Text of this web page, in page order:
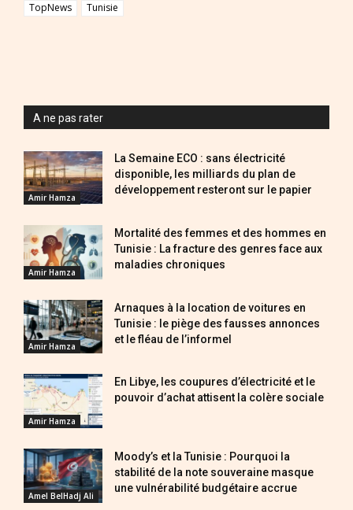
TopNews
Tunisie
A ne pas rater
Amir Hamza
La Semaine ECO : sans électricité
disponible, les milliards du plan de
développement resteront sur le papier
Amir Hamza
Mortalité des femmes et des hommes en
Tunisie : La fracture des genres face aux
maladies chroniques
Amir Hamza
Arnaques à la location de voitures en
Tunisie : le piège des fausses annonces
et le fléau de l’informel
Amir Hamza
En Libye, les coupures d’électricité et le
pouvoir d’achat attisent la colère sociale
Amel BelHadj Ali
Moody’s et la Tunisie : Pourquoi la
stabilité de la note souveraine masque
une vulnérabilité budgétaire accrue